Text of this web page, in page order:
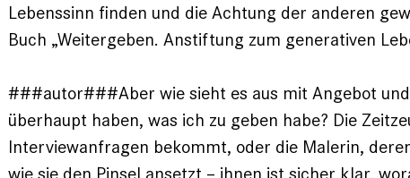
Lebenssinn finden und die Achtung der anderen
Buch „Weitergeben. Anstiftung zum generativen
###autor###Aber wie sieht es aus mit Angebot
überhaupt haben, was ich zu geben habe? Die
Interviewanfragen bekommt, oder die Malerin,